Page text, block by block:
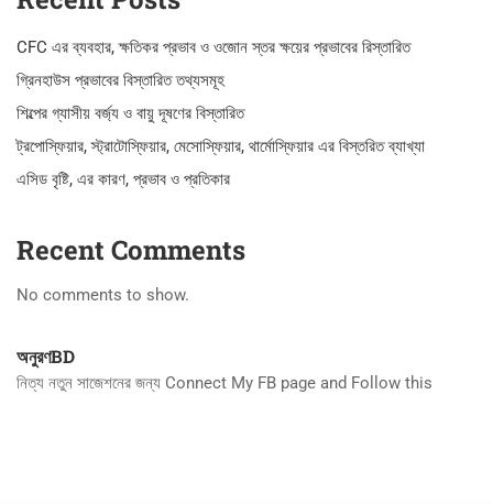
CFC এর ব্যবহার, ক্ষতিকর প্রভাব ও ওজোন স্তর ক্ষয়ের প্রভাবের রিস্তারিত
গ্রিনহাউস প্রভাবের বিস্তারিত তথ্যসমূহ
শিল্পের গ্যাসীয় বর্জ্য ও বায়ু দূষণের বিস্তারিত
ট্রপোস্ফিয়ার, স্ট্রাটোস্ফিয়ার, মেসোস্ফিয়ার, থার্মোস্ফিয়ার এর বিস্তরিত ব্যাখ্যা
এসিড বৃষ্টি, এর কারণ, প্রভাব ও প্রতিকার
Recent Comments
No comments to show.
অনুরণBD
নিত্য নতুন সাজেশনের জন্য Connect My FB page and Follow this